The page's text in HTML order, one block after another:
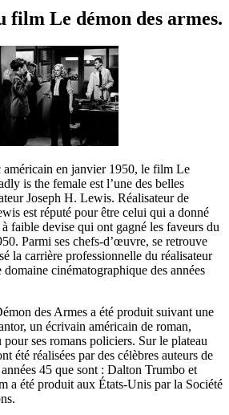
film Le démon des armes.
américain en janvier 1950, le film Le
is the female est l’une des belles
Joseph H. Lewis. Réalisateur de
est réputé pour être celui qui a donné
faible devise qui ont gagné les faveurs du
Parmi ses chefs-d’œuvre, se retrouve
la carrière professionnelle du réalisateur
domaine cinématographique des années
des Armes a été produit suivant une
un écrivain américain de roman,
ses romans policiers. Sur le plateau
été réalisées par des célèbres auteurs de
45 que sont : Dalton Trumbo et
a été produit aux États-Unis par la Société